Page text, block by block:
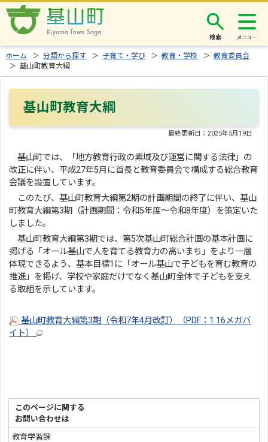
検索
ホーム ＞分類から探す ＞ 子育て・学び ＞教育・学校 ＞教育委員会
＞ 基山町教育大綱
基山町教育大綱
最終更新日：2025年5月19日
基山町では、「地方教育行政の素域及び運営に関する法律」の
改正に伴い、平成27年5月に首長と教育委員会で構成する総合教育
会議を設置しています。
このたび、基山町教育大綱第2期の計画期間の終了に伴い、基山
町教育大綱第3期（計画期間：令和5年度～令和8年度）を策定いた
しました。
基山町教育大綱第3期では、第5次基山町総合計画の基本計画に
掲げる「オール基山で人を育てる教育力の高いまち」をより一層
体現できるよう、基本目標1に「オール基山で子どもを育む教育の
推進」を掲げ、学校や家庭だけでなく基山町全体で子どもを支え
る取組を示しています。
基山町教育大綱第3期（令和7年4月改訂）（PDF：1.16メガバ
イト）
このページに関する
お問い合わせは
教育学習課